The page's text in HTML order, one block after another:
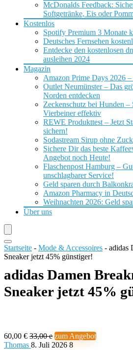
McDonalds Feedback:
Softgetränke, Eis oder
Kostenlos
Spotify Premium 3 Monate
Deutsches Fernsehen
Entdecke den kostenlosen
ausleihen 2024
Magazin
Amazon Prime Days 2026
Outlet Neumünster – Das
Norden entdecken
Zeckenschutz bei Hunden –
Vierbeiner effektiv
REWE Produkttest – Jetzt
sichern!
Sodastream Sirup ohne
Sichere Dir das beste
Angebot noch Heute!
Flaschenpost Hamburg –
unschlagbarer Service!
Geld sparen durch
Amazon Pharmacy in
Weihnachten 2026: Geld
Über uns
Startseite - Mode & Accessoires - adidas
Sneaker jetzt 45% günstiger!
adidas Damen
Sneaker jetzt 45%
60,00 € 33,00 e zum Angebot
Thomas 8. Juli 2026 8